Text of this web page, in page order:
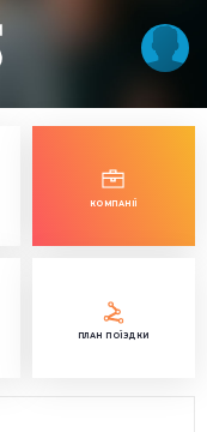
КОМПАНІЇ
ПЛАН ПОЇЗДКИ